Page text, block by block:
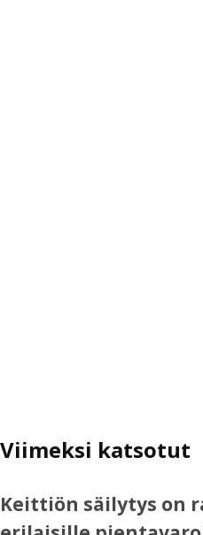
Viimeksi katsotut
Keittiön säilytys on